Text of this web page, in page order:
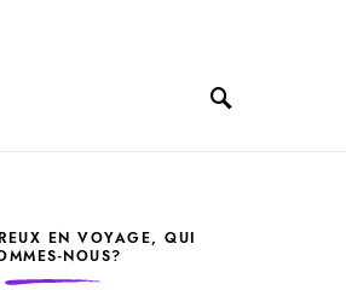
EN VOYAGE, QUI
NOUS?